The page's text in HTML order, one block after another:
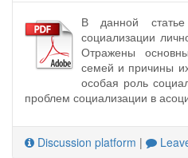
В данной
социализации
Отражены
семей и причины
особая роль
проблем социализации в
Discussion platform |